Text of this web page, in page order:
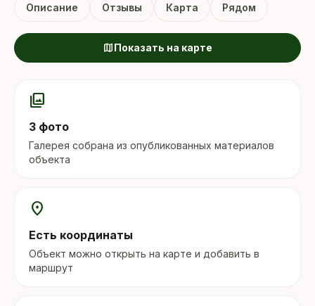
Описание Отзывы Карта Рядом
mapПоказать на карте
photo_library
3 фото
Галерея собрана из опубликованных материалов
объекта
location_on
Есть координаты
Объект можно открыть на карте и добавить в
маршрут